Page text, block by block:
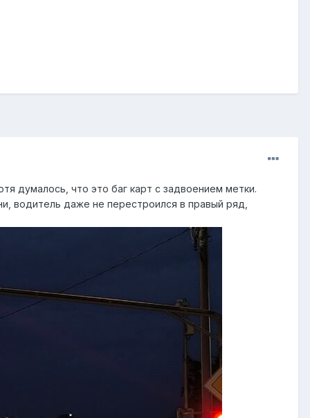
думалось, что это баг карт с задвоением метки.
водитель даже не перестроился в правый ряд,